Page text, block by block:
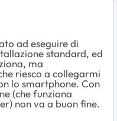
ad eseguire di
standard, ed
ma
riesco a collegarmi
lo smartphone. Con
(che funziona
non va a buon fine.